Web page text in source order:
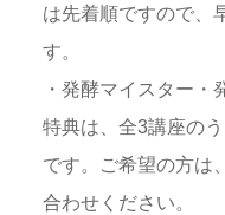
は先着順ですので、
す。
・発酵マイスター
特典は、全3講座の
です。ご希望の方は
合わせください。